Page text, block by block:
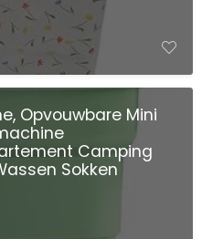
Opvouwbare Mini
Camping
Sokken